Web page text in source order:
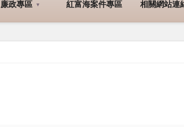
廉政專區 紅富海案件專區 相關網站連